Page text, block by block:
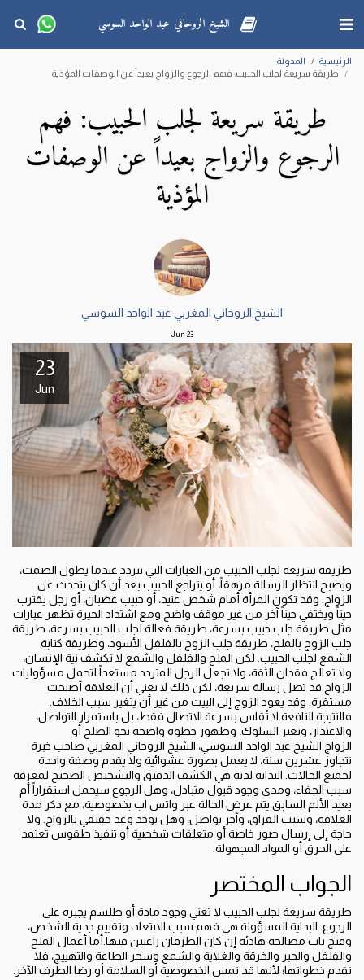
الشيخ الروحاني عبد الواحد السوسي
الرئيسية
المدونة
طريقة سريعة لجلب الحبيب: فهم الرجوع والزواج بعيداً عن الوصفات المؤذية
طريقة سريعة لجلب الحبيب: فهم
الرجوع والزواج بعيداً عن الوصفات
المؤذية
الشيخ الروحاني المغربي عبد الواحد السوسي
23
Jun
23
Jun
طريقة سريعة لجلب الحبيب من العبارات التي تتردد عندما يطول الصمت،
ويصبح انتظار الرسالة مرهقاً، أو يتراجع الحبيب بعد أن كان يتحدث عن
الزواج. وقد تكون المرأة أمام شخص عنيد، أو حبيب غضبان، أو رجل يقترب
حيناً ويختفي حيناً آخر من غير موقف واضح.ومع اشتداد الحيرة تظهر عبارات
مثل طريقة جلب حبيب بسرعة، طريقة فعالة لجلب الحبيب بسرعة، طريقة
جلب الزوج بالملح، طريقة جلب الزوج بالفلفل الأسود، وطريقة كتابة
الشمع لجلب الحبيب. لكن الملح والفلفل والشمع لا تكشف نية الإنسان،
ولا تعالج فقدان الثقة، ولا تجعل الرجل المتردد مستعداً لتحمل مسؤوليات
الزواج.قد تصل رسالة سريعة، لكن ذلك لا يعني أن العلاقة أصبحت
مستقرة. وقد يعود الزوج إلى البيت من غير أن يتغير سبب الخلاف.
فالنتيجة النافعة لا تُقاس بسرعة الاتصال فقط، بل باستمرار التواصل،
والاعتذار، وتغير السلوك، وظهور خطوة واضحة نحو الصلح أو
الزواج.الشيخ عبد الواحد السوسي، الشيخ الروحاني المغربي صاحب خبرة
تتجاوز عشرين سنة، لا يعمل بصورة عشوائية ولا يقدم وصفة واحدة
لجميع الحالات. البداية لديه هي الكشف الدقيق والتشخيص الصحيح لمعرفة
سبب الجفاء، ومدى وجود قبول متبادل، وهل الرجوع سيحمل استقراراً أم
يعيد الألم السابق.يتم عرض الحالة عبر واتس اب بخصوصية، مع ذكر مدة
العلاقة، وسبب الفراق، وآخر تواصل، وهل يوجد وعد حقيقي بالزواج. ولا
حاجة إلى إرسال صور خاصة أو متعلقات شخصية أو تنفيذ طقوس تعتمد
على الحرق أو المواد المجهولة.
الجواب المختصر
طريقة سريعة لجلب الحبيب لا تعني وجود مادة أو طلسم يجبره على
الرجوع. البداية المسؤولة هي فهم سبب الابتعاد، وتقييم جدية الشخص،
وفتح باب مصالحة هادئة إن كان الطرفان راغبين فيها.أما أعمال الملح
والفلفل والحبر والخرقة والغلاية والشمع وسحر الطاعة والتهييج، فلا
نقدم خطواتها؛ لأنها قد تمس الخصوصية أو السلامة أو رضا الطرف الآخر.